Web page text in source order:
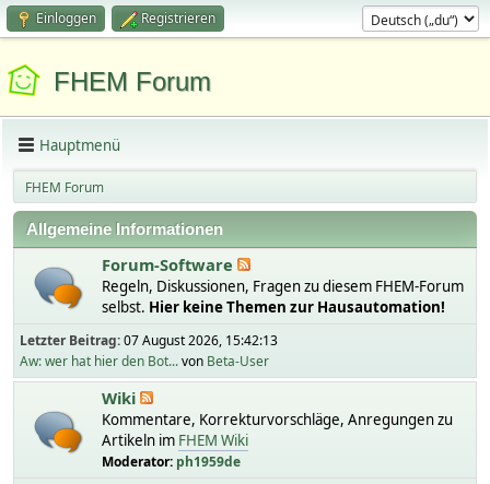
Einloggen Registrieren
FHEM Forum
Hauptmenü
FHEM Forum
Allgemeine Informationen
Forum-Software
Regeln, Diskussionen, Fragen zu diesem FHEM-Forum
selbst. Hier keine Themen zur Hausautomation!
Letzter Beitrag:07 August 2026, 15:42:13
Aw: wer hat hier den Bot...von Beta-User
Wiki
Kommentare, Korrekturvorschläge, Anregungen zu
Artikeln im FHEM Wiki
Moderator: ph1959de